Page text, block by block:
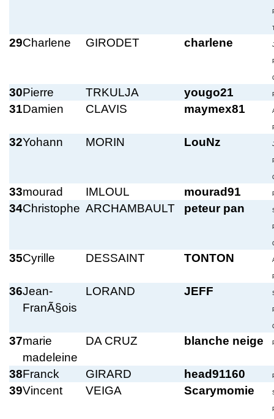
29Charlene GIRODET charlene
30Pierre TRKULJA yougo21
31Damien CLAVIS maymex81
32Yohann MORIN LouNz
33mourad IMLOUL mourad91
34Christophe ARCHAMBAULT peteur pan
35Cyrille DESSAINT TONTON
36Jean-
FranÃ§ois
LORAND JEFF
37marie
madeleine
DA CRUZ blanche neige
38Franck GIRARD head91160
39Vincent VEIGA Scarymomie